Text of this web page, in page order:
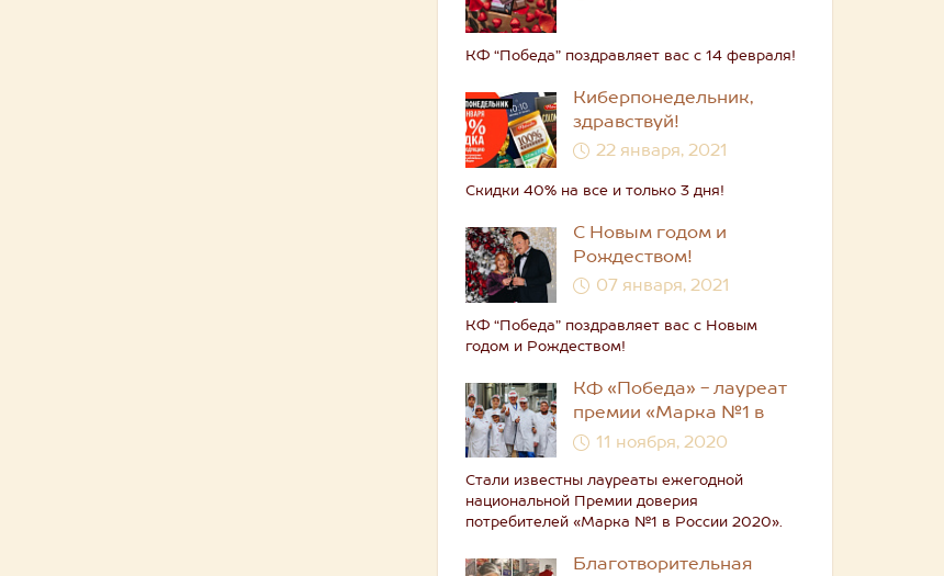
КФ “Победа” поздравляет вас с 14 февраля!
Киберпонедельник,
здравствуй!
22 января, 2021
Скидки 40% на все и только 3 дня!
С Новым годом и
Рождеством!
07 января, 2021
КФ “Победа” поздравляет вас с Новым
годом и Рождеством!
КФ «Победа» - лауреат
премии «Марка №1 в
России»
11 ноября, 2020
Стали известны лауреаты ежегодной
национальной Премии доверия
потребителей «Марка №1 в России 2020».
Благотворительная